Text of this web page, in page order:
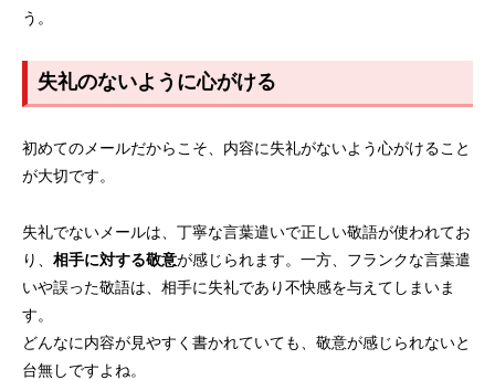
う。
失礼のないように心がける
初めてのメールだからこそ、内容に失礼がないよう心がけること
が大切です。
失礼でないメールは、丁寧な言葉遣いで正しい敬語が使われてお
り、 相手に対する敬意が感じられます。一方、フランクな言葉遣
いや誤った敬語は、相手に失礼であり不快感を与えてしまいま
す。
どんなに内容が見やすく書かれていても、敬意が感じられないと
台無しですよね。